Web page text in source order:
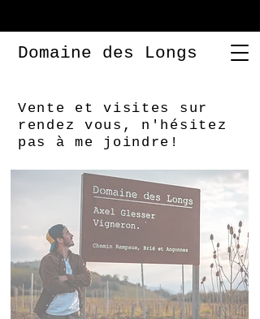
Domaine des Longs
Vente et visites sur
rendez vous, n'hésitez
pas à me joindre!